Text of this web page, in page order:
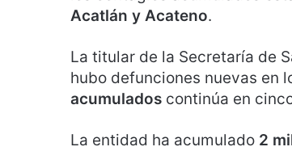
Acatlán y Acateno.
La titular de la Secretaría de
hubo defunciones nuevas en
acumulados continúa en
La entidad ha acumulado 2